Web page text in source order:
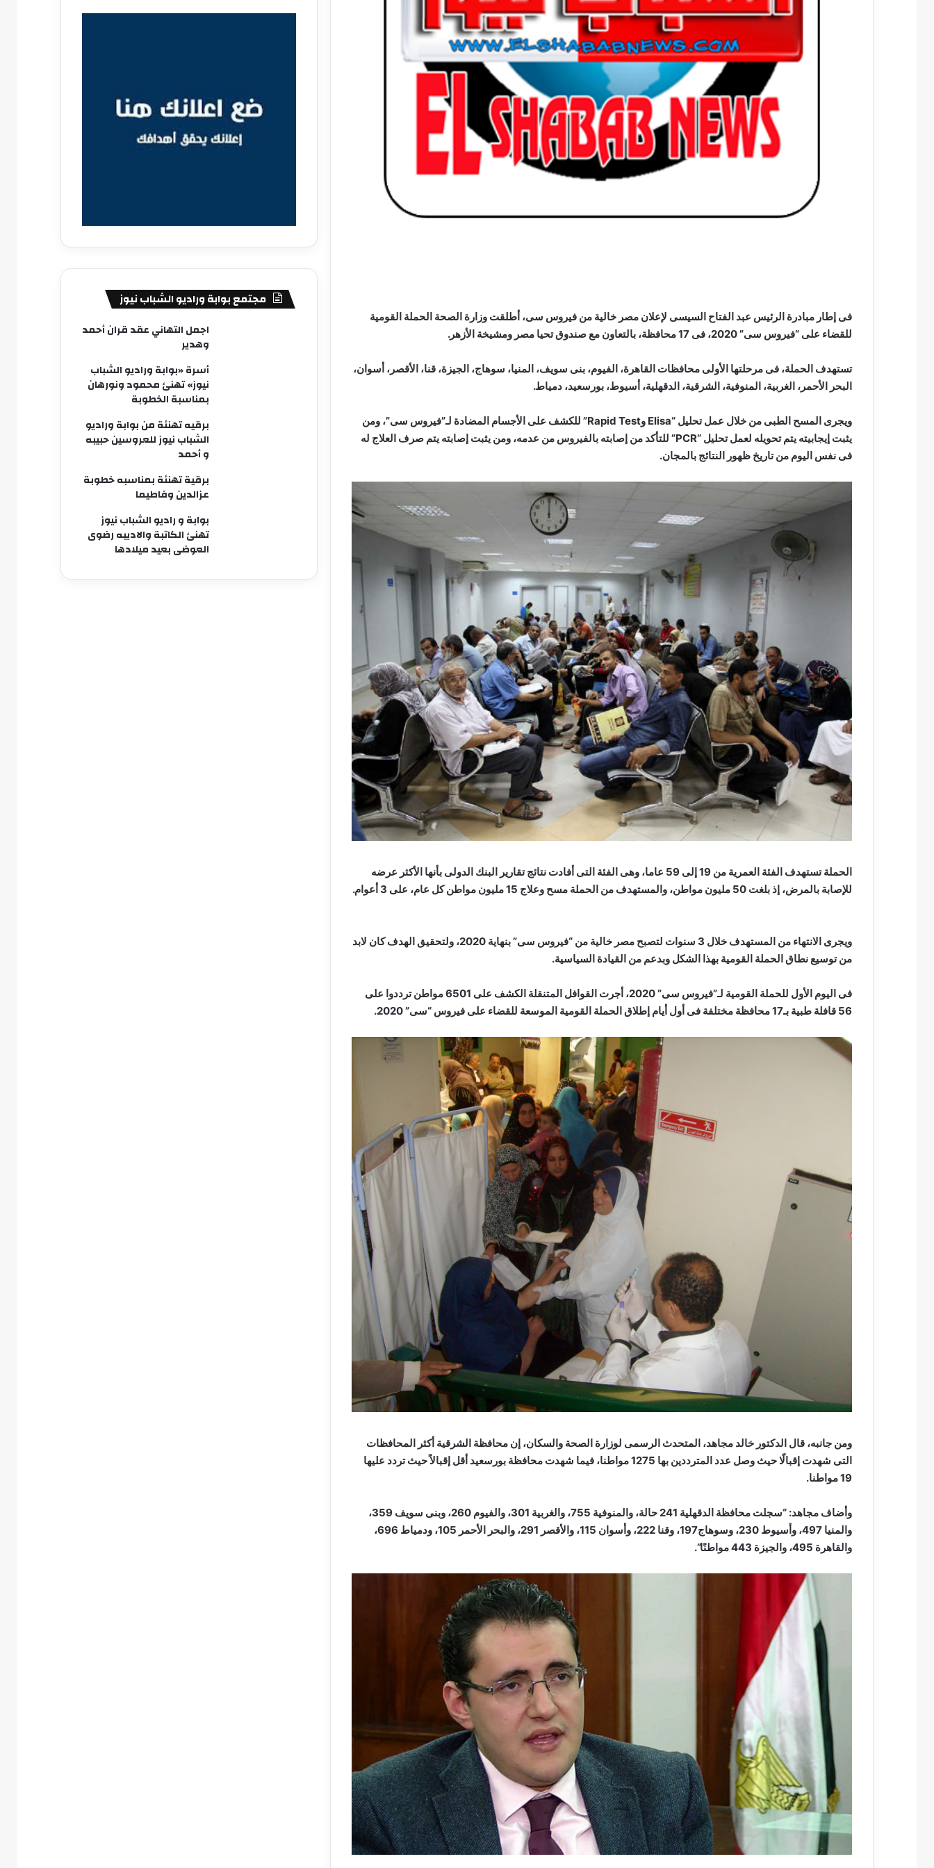
فى إطار مبادرة الرئيس عبد الفتاح السيسى لإعلان مصر خالية من فيروس سى، أطلقت وزارة الصحة الحملة القومية
للقضاء على “فيروس سى” 2020، فى 17 محافظة، بالتعاون مع صندوق تحيا مصر ومشيخة الأزهر. ‎
تستهدف الحملة، فى مرحلتها الأولى محافظات القاهرة، الفيوم، بنى سويف، المنيا، سوهاج، الجيزة، قنا، الأقصر، أسوان،
البحر الأحمر، الغربية، المنوفية، الشرقية، الدقهلية، أسيوط، بورسعيد، دمياط. ‎
ويجرى المسح الطبى من خلال عمل تحليل “Elisa وRapid Test” للكشف على الأجسام المضادة لـ”فيروس سى”، ومن
يثبت إيجابيته يتم تحويله لعمل تحليل “PCR” للتأكد من إصابته بالفيروس من عدمه، ومن يثبت إصابته يتم صرف العلاج له
فى نفس اليوم من تاريخ ظهور النتائج بالمجان.
الحملة تستهدف الفئة العمرية من 19 إلى 59 عاما، وهى الفئة التى أفادت نتائج تقارير البنك الدولى بأنها الأكثر عرضه
للإصابة بالمرض، إذ بلغت 50 مليون مواطن، والمستهدف من الحملة مسح وعلاج 15 مليون مواطن كل عام، على 3 أعوام.
ويجرى الانتهاء من المستهدف خلال 3 سنوات لتصبح مصر خالية من “فيروس سى” بنهاية 2020، ولتحقيق الهدف كان لابد
من توسيع نطاق الحملة القومية بهذا الشكل وبدعم من القيادة السياسية.
فى اليوم الأول للحملة القومية لـ”فيروس سى” 2020، أجرت القوافل المتنقلة الكشف على 6501 مواطن ترددوا على
56 قافلة طبية بـ17 محافظة مختلفة فى أول أيام إطلاق الحملة القومية الموسعة للقضاء على فيروس “سى” 2020.
ومن جانبه، قال الدكتور خالد مجاهد، المتحدث الرسمى لوزارة الصحة والسكان، إن محافظة الشرقية أكثر المحافظات
التى شهدت إقبالًا حيث وصل عدد المترددين بها 1275 مواطنا، فيما شهدت محافظة بورسعيد أقل إقبالاً حيث تردد عليها
19 مواطنا.
وأضاف مجاهد: “سجلت محافظة الدقهلية 241 حالة، والمنوفية 755، والغربية 301، والفيوم 260، وبنى سويف 359،
والمنيا 497، وأسيوط 230، وسوهاج197، وقنا 222، وأسوان 115، والأقصر 291، والبحر الأحمر 105، ودمياط 696،
والقاهرة 495، والجيزة 443 مواطنًا”.
مجتمع بوابة وراديو الشباب نيوز
اجمل التهاني عقد قران أحمد
وهدير
أسرة «بوابة وراديو الشباب
نيوز» تهنئ محمود ونورهان
بمناسبة الخطوبة
برقيه تهنئة من بوابة وراديو
الشباب نيوز للعروسين حبيبه
و أحمد
برقية تهنئة بمناسبه خطوبة
عزالدين وفاطيما
بوابة و راديو الشباب نيوز
تهنئ الكاتبة والاديبه رضوى
العوضى بعيد ميلادها